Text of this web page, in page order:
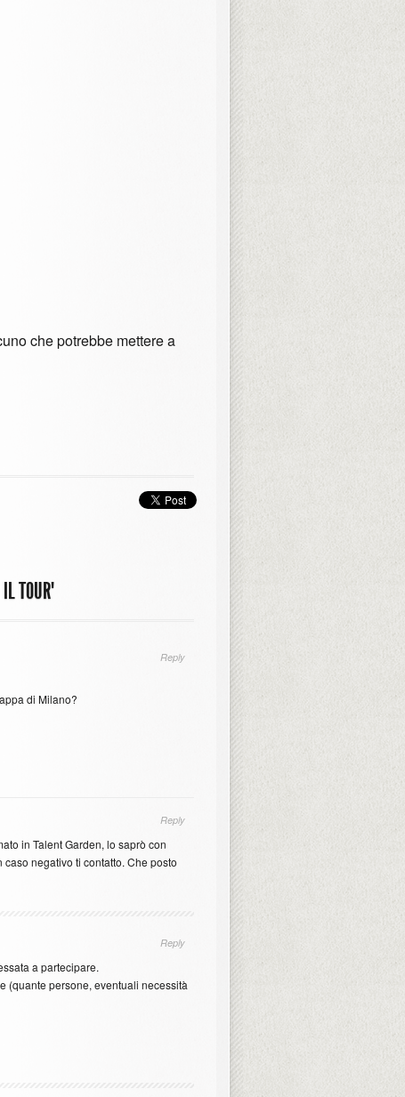
che potrebbe mettere a
TOUR"
di Milano?
Reply
in Talent Garden, lo saprò con
negativo ti contatto. Che posto
Reply
a partecipare.
(quante persone, eventuali necessità
Reply